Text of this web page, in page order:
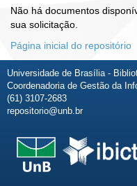
Não há documentos
sua solicitação.
Página inicial do repositório
Universidade de Brasília -
Coordenadoria de Gestão da
(61) 3107-2683
repositorio@unb.br